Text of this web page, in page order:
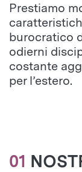
Prestiamo
burocratico
odierni
costante
per l’estero.
01